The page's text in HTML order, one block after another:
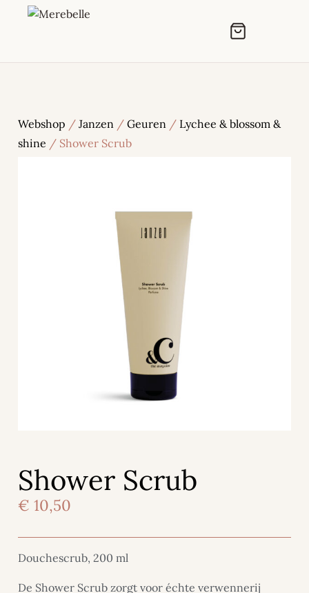
Webshop / Janzen / Geuren / Lychee & blossom &
shine / Shower Scrub
Shower Scrub
€ 10,50
Douchescrub, 200 ml
De Shower Scrub zorgt voor échte verwennerij